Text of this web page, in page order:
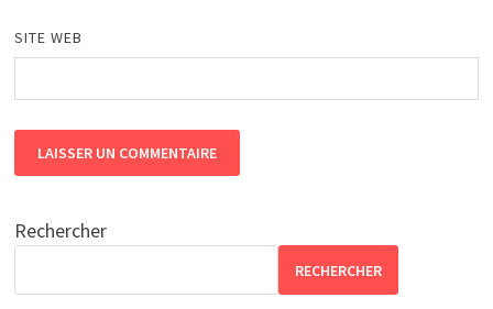
SITE WEB
Rechercher
RECHERCHER